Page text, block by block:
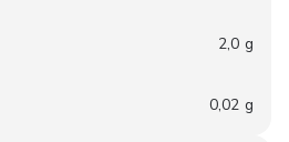
2,0 g
0,02 g